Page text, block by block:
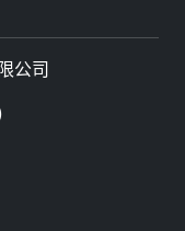
公司